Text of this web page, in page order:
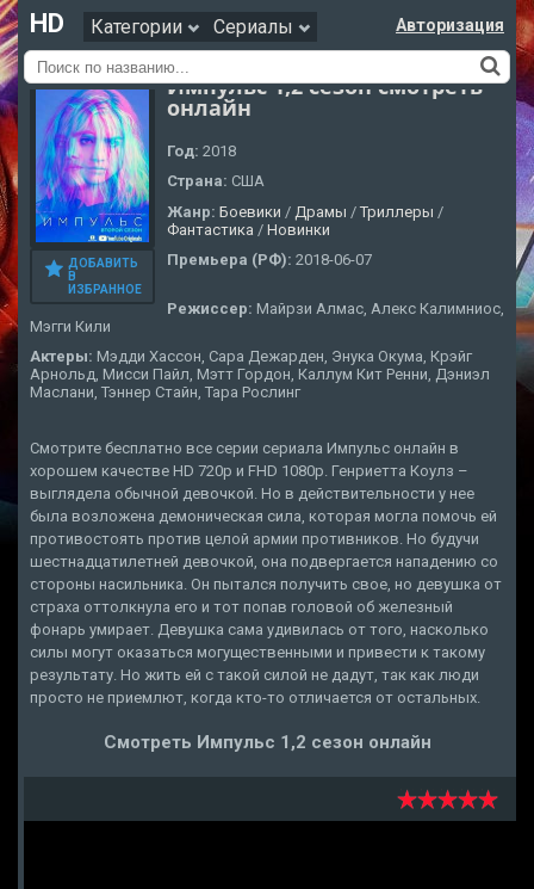
HD Категории Сериалы Авторизация
ДОБАВИТЬ
В
ИЗБРАННОЕ
Импульс 1,2 сезон смотреть
онлайн
Год: 2018
Страна: США
Жанр: Боевики / Драмы / Триллеры /
Фантастика / Новинки
Премьера (РФ): 2018-06-07
Режиссер: Майрзи Алмас, Алекс Калимниос,
Мэгги Кили
Актеры: Мэдди Хассон, Сара Дежарден, Энука Окума, Крэйг
Арнольд, Мисси Пайл, Мэтт Гордон, Каллум Кит Ренни, Дэниэл
Маслани, Тэннер Стайн, Тара Рослинг
Смотрите бесплатно все серии сериала Импульс онлайн в
хорошем качестве HD 720p и FHD 1080p. Генриетта Коулз –
выглядела обычной девочкой. Но в действительности у нее
была возложена демоническая сила, которая могла помочь ей
противостоять против целой армии противников. Но будучи
шестнадцатилетней девочкой, она подвергается нападению со
стороны насильника. Он пытался получить свое, но девушка от
страха оттолкнула его и тот попав головой об железный
фонарь умирает. Девушка сама удивилась от того, насколько
силы могут оказаться могущественными и привести к такому
результату. Но жить ей с такой силой не дадут, так как люди
просто не приемлют, когда кто-то отличается от остальных.
Смотреть Импульс 1,2 сезон онлайн